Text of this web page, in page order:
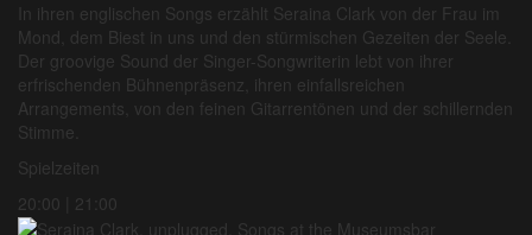
In ihren englischen Songs erzählt Seraina Clark von der Frau im
Mond, dem Biest in uns und den stürmischen Gezeiten der Seele.
Der groovige Sound der Singer-Songwriterin lebt von ihrer
erfrischenden Bühnenpräsenz, ihren einfallsreichen
Arrangements, von den feinen Gitarrentönen und der schillernden
Stimme.
Spielzeiten
20:00 | 21:00